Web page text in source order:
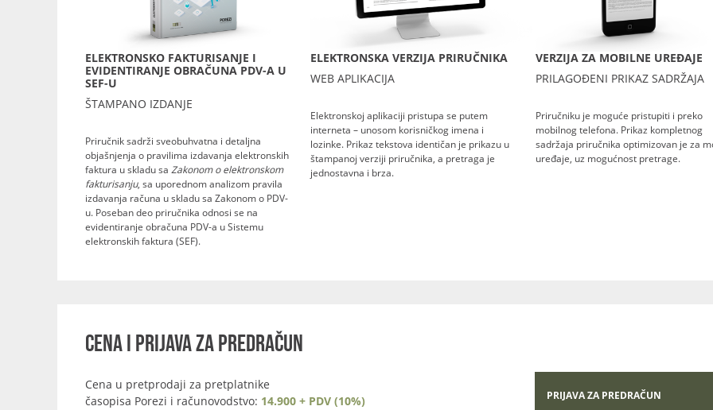
ELEKTRONSKO FAKTURISANJE I
EVIDENTIRANJE OBRAČUNA PDV-A U
SEF-U
ŠTAMPANO IZDANJE
Priručnik sadrži sveobuhvatna i detaljna
objašnjenja o pravilima izdavanja elektronskih
faktura u skladu sa Zakonom o elektronskom
fakturisanju, sa uporednom analizom pravila
izdavanja računa u skladu sa Zakonom o PDV-
u. Poseban deo priručnika odnosi se na
evidentiranje obračuna PDV-a u Sistemu
elektronskih faktura (SEF).
ELEKTRONSKA VERZIJA PRIRUČNIKA
WEB APLIKACIJA
Elektronskoj aplikaciji pristupa se putem
interneta – unosom korisničkog imena i
lozinke. Prikaz tekstova identičan je prikazu u
štampanoj verziji priručnika, a pretraga je
jednostavna i brza.
VERZIJA ZA MOBILNE UREĐAJE
PRILAGOĐENI PRIKAZ SADRŽAJA
Priručniku je moguće pristupiti i preko
mobilnog telefona. Prikaz kompletnog
sadržaja priručnika optimizovan je za
uređaje, uz mogućnost pretrage.
CENA I PRIJAVA ZA PREDRAČUN
Cena u pretprodaji za pretplatnike
časopisa Porezi i računovodstvo: 14.900 + PDV (10%)
PRIJAVA ZA PREDRAČUN